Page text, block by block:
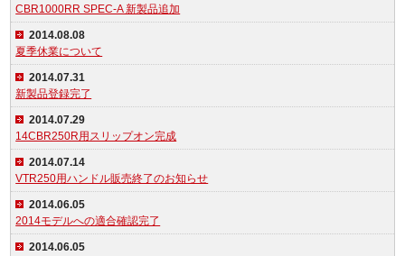
CBR1000RR SPEC-A 新製品追加
2014.08.08
夏季休業について
2014.07.31
新製品登録完了
2014.07.29
14CBR250R用スリップオン完成
2014.07.14
VTR250用ハンドル販売終了のお知らせ
2014.06.05
2014モデルへの適合確認完了
2014.06.05